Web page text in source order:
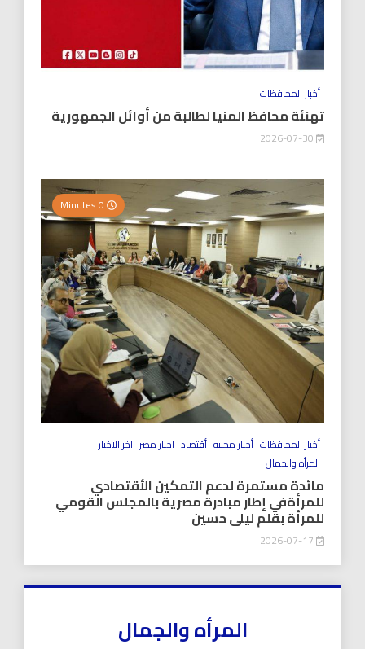
أخبار المحافظات
تهنئة محافظ المنيا لطالبة من أوائل الجمهورية
أخبار المحافظات أخبار محليه أقتصاد اخبار مصر اخر الاخبار
المرأه والجمال
مائدة مستمرة لدعم التمكين الأقتصادي
للمرأةفي إطار مبادرة مصرية بالمجلس القومي
للمرأة بقلم ليلى حسين
المرأه والجمال